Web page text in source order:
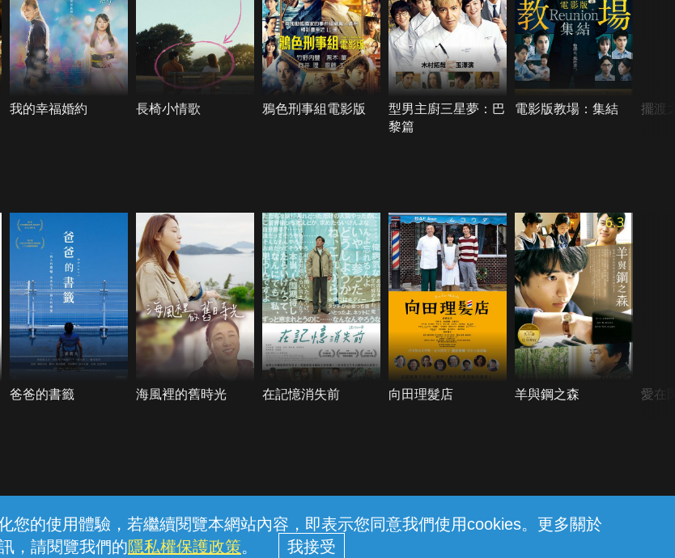
您的使用體驗，若繼續閱覽本網站內容，即表示您同意我們使用cookies。更多關於
，請閱覽我們的隱私權保護政策。
我的幸福婚約 長椅小情歌 鴉色刑事組電影版
型男主廚三星夢：巴
黎篇
電影版教場：集結 擺渡
爸爸的書籤 海風裡的舊時光 在記憶消失前 向田理髮店
6.3
羊與鋼之森 愛在
線上客服 服務條款 隱私權保護
份有限公司個人家庭分公司 (統一編號：96979949) © 2026